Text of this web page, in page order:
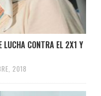
LUCHA CONTRA EL 2X1 Y
2018